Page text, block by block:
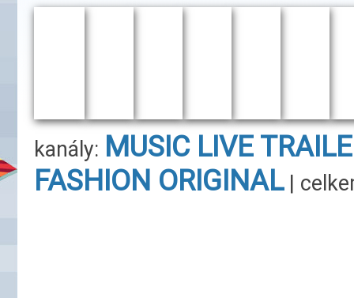
kanály: MUSIC LIVE
FASHION ORIGINAL|